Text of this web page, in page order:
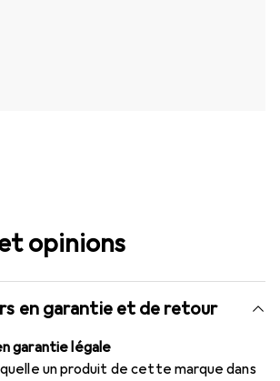
opinions
en garantie et de retour
garantie légale
un produit de cette marque dans